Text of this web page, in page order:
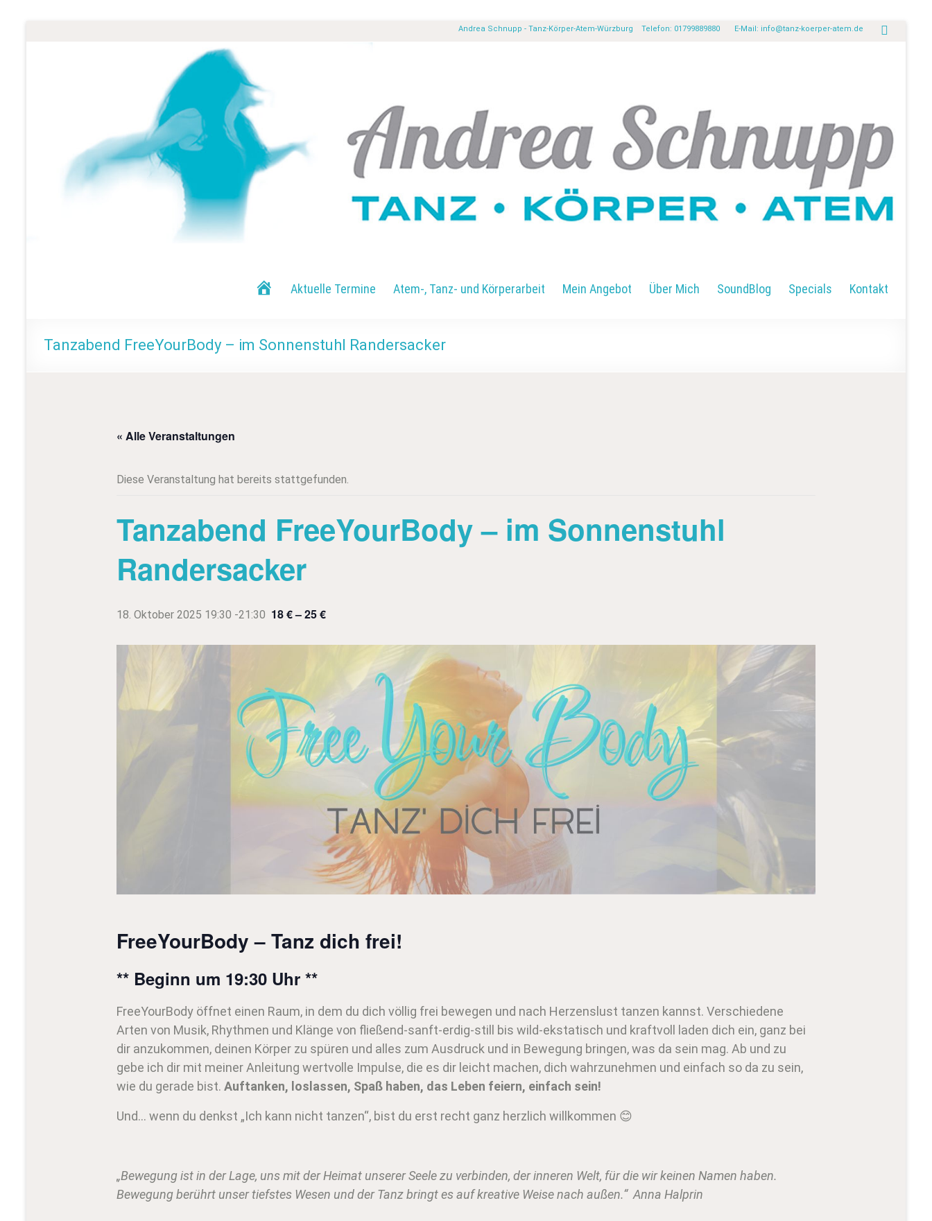
Andrea Schnupp - Tanz-Körper-Atem-Würzburg Telefon: 01799889880 E-Mail: info@tanz-koerper-atem.de
Aktuelle Termine Atem-, Tanz- und Körperarbeit Mein Angebot Über Mich SoundBlog Specials Kontakt
Tanzabend FreeYourBody – im Sonnenstuhl Randersacker
« Alle Veranstaltungen
Diese Veranstaltung hat bereits stattgefunden.
Tanzabend FreeYourBody – im Sonnenstuhl
Randersacker
18. Oktober 2025 19:30 -21:30 18 € – 25 €
FreeYourBody – Tanz dich frei!
** Beginn um 19:30 Uhr **
FreeYourBody öffnet einen Raum, in dem du dich völlig frei bewegen und nach Herzenslust tanzen kannst. Verschiedene
Arten von Musik, Rhythmen und Klänge von fließend-sanft-erdig-still bis wild-ekstatisch und kraftvoll laden dich ein, ganz bei
dir anzukommen, deinen Körper zu spüren und alles zum Ausdruck und in Bewegung bringen, was da sein mag. Ab und zu
gebe ich dir mit meiner Anleitung wertvolle Impulse, die es dir leicht machen, dich wahrzunehmen und einfach so da zu sein,
wie du gerade bist. Auftanken, loslassen, Spaß haben, das Leben feiern, einfach sein!
Und… wenn du denkst „Ich kann nicht tanzen“, bist du erst recht ganz herzlich willkommen 😊
„Bewegung ist in der Lage, uns mit der Heimat unserer Seele zu verbinden, der inneren Welt, für die wir keinen Namen haben.
Bewegung berührt unser tiefstes Wesen und der Tanz bringt es auf kreative Weise nach außen.“ Anna Halprin